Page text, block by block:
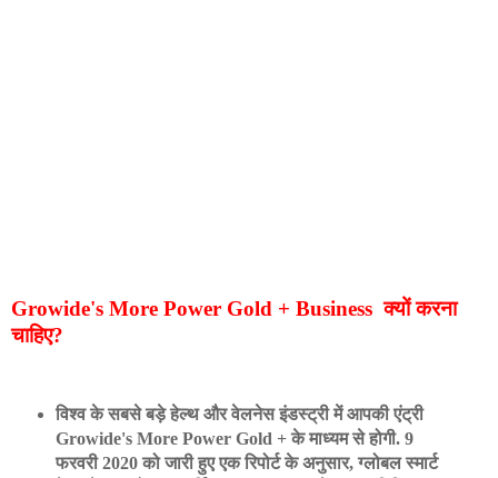
Growide's More Power Gold + Business क्यों करना
चाहिए?
विश्व के सबसे बड़े हेल्थ और वेलनेस इंडस्ट्री में आपकी एंट्री
Growide's More Power Gold + के माध्यम से होगी. 9
फरवरी 2020 को जारी हुए एक रिपोर्ट के अनुसार, ग्लोबल स्मार्ट